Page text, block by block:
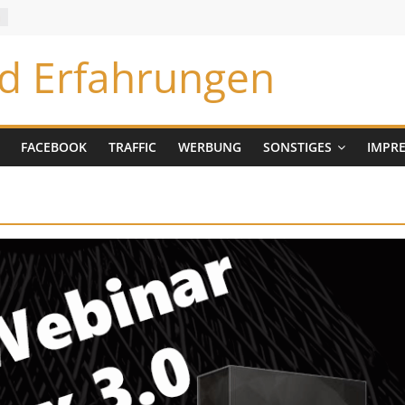
Erfahrungen
FACEBOOK TRAFFIC WERBUNG SONSTIGES
Übersicht aller
Webinar Werbung
Michael Gluska
verdienen
Traffic
Übersicht aller
Previews
Video
Marketing
Webinar
Neukunden Revolution
26. August 2020 Michael Gluska